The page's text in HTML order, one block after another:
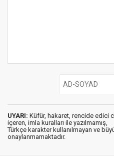
UYARI: Küfür, hakaret, rencide edici
içeren, imla kuralları ile yazılmamış,
Türkçe karakter kullanılmayan ve
onaylanmamaktadır.